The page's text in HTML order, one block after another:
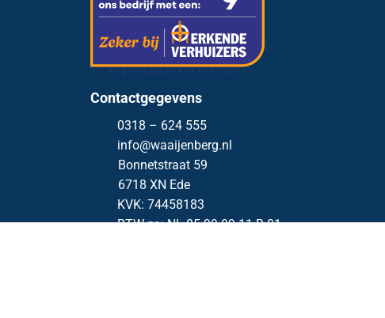
Contactgegevens
0318 – 624 555
info@waaijenberg.nl
Bonnetstraat 59
6718 XN Ede
KVK: 74458183
BTW nr.: NL 85.99.09.11.B.01